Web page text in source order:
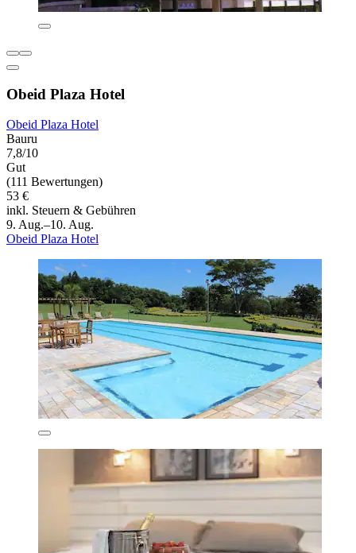
Obeid Plaza Hotel
Obeid Plaza Hotel
Bauru
7,8/10
Gut
(111 Bewertungen)
53 €
inkl. Steuern & Gebühren
9. Aug.–10. Aug.
Obeid Plaza Hotel